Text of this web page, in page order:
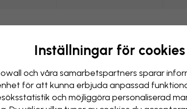
INTERIÖRER
elegans i
Inställningar för cookies
och våra samarbets­partners sparar
för att kunna erbjuda anpassad
och möjliggöra personaliserad